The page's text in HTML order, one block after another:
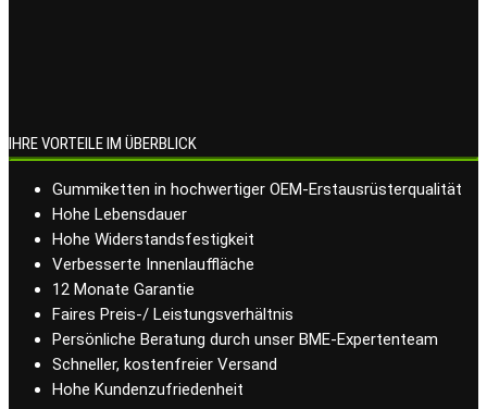
IHRE VORTEILE IM ÜBERBLICK
Gummiketten in hochwertiger OEM-Erstausrüsterqualität
Hohe Lebensdauer
Hohe Widerstandsfestigkeit
Verbesserte Innenlauffläche
12 Monate Garantie
Faires Preis-/ Leistungsverhältnis
Persönliche Beratung durch unser BME-Expertenteam
Schneller, kostenfreier Versand
Hohe Kundenzufriedenheit